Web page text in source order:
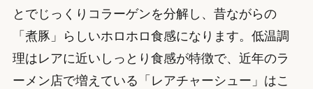
とでじっくりコラーゲンを分解し、昔ながらの
「煮豚」らしいホロホロ食感になります。低温調
理はレアに近いしっとり食感が特徴で、近年のラ
ーメン店で増えている「レアチャーシュー」はこ